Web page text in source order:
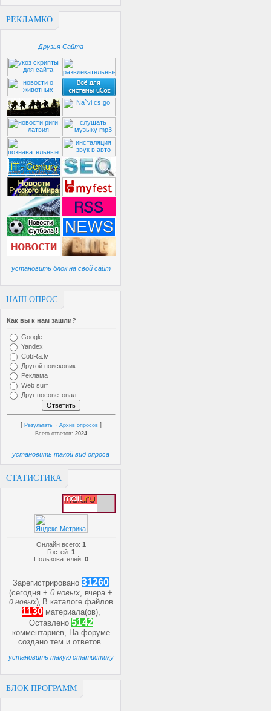
РЕКЛАМКО
Друзья Сайта
установить блок на свой сайт
НАШ ОПРОС
Как вы к нам зашли?
Google
Yandex
CobRa.lv
Другой поисковик
Реклама
Web surf
Друг посоветовал
[ Результаты · Архив опросов ]
Всего ответов: 2024
установить такой вид опроса
СТАТИСТИКА
Онлайн всего: 1
Гостей: 1
Пользователей: 0
Зарегистрировано 31260
(сегодня +0 новых, вчера +
0 новых) В каталоге файлов
1130 материала(ов),
Оставлено 5142
комментариев, На форуме
созданотем иответов.
установить такую статистику
БЛОК ПРОГРАММ